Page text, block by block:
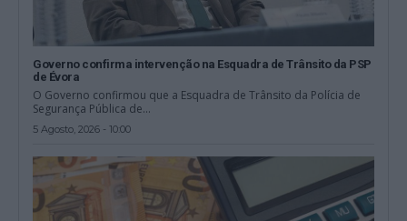
Governo confirma intervenção na Esquadra de Trânsito da PSP
de Évora
O Governo confirmou que a Esquadra de Trânsito da Polícia de
Segurança Pública de...
5 Agosto, 2026 - 10:00